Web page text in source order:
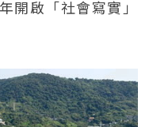
開啟「社會寫實」